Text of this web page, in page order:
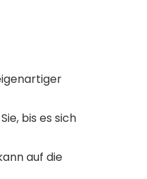
bis es sich
auf die